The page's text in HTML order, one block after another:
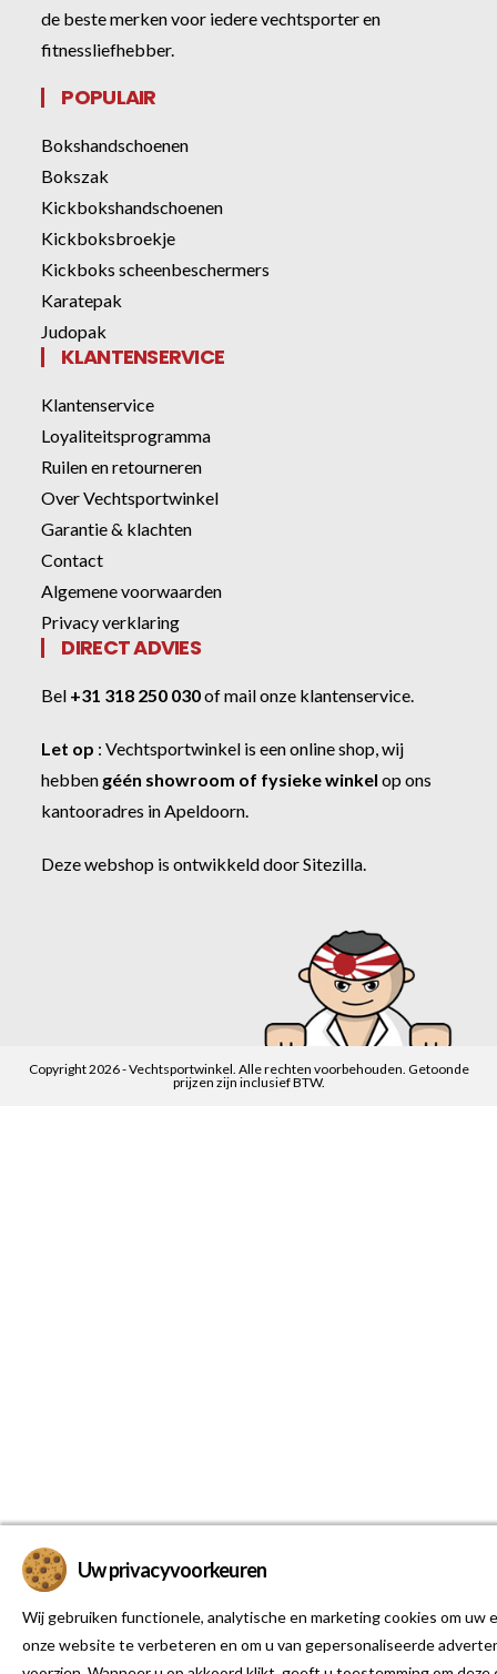
de beste merken voor iedere vechtsporter en
fitnessliefhebber.
POPULAIR
Bokshandschoenen
Bokszak
Kickbokshandschoenen
Kickboksbroekje
Kickboks scheenbeschermers
Karatepak
Judopak
KLANTENSERVICE
Klantenservice
Loyaliteitsprogramma
Ruilen en retourneren
Over Vechtsportwinkel
Garantie & klachten
Contact
Algemene voorwaarden
Privacy verklaring
DIRECT ADVIES
Bel +31 318 250 030ofmail onze klantenservice.
Let op :Vechtsportwinkel is een online shop, wij
hebben géén showroom of fysieke winkel op ons
kantooradres in Apeldoorn.
Deze webshop is ontwikkeld doorSitezilla.
Copyright 2026 - Vechtsportwinkel. Alle rechten voorbehouden. Getoonde
prijzen zijn inclusief BTW.
Uw privacyvoorkeuren
Wij gebruiken functionele, analytische en marketing cookies om uw
onze website te verbeteren en om u van gepersonaliseerde